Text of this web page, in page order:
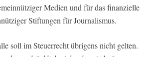
Medien und für das finanzielle
Stiftungen für Journalismus.
soll im Steuerrecht übrigens nicht gelten.